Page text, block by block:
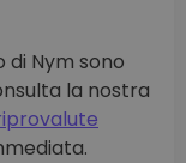
di Nym sono
la nostra